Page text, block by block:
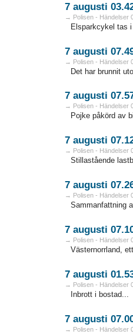
7 augusti
→ Polisen - Händelser
Elsparkcykel tas i
7 augusti
→ Polisen - Händelser
Det har brunnit
7 augusti
→ Polisen - Händelser
Pojke påkörd av
7 augusti
→ Polisen - Händelser
Stillastående
7 augusti
→ Polisen - Händelser
Sammanfattning
7 augusti
→ Polisen - Händelser
Västernorrland,
7 augusti
→ Polisen - Händelser
Inbrott i bostad...
7 augusti
→ Polisen - Händelser